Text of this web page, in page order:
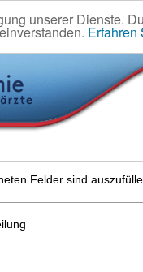
unserer Dienste.
Erfahren
Felder sind